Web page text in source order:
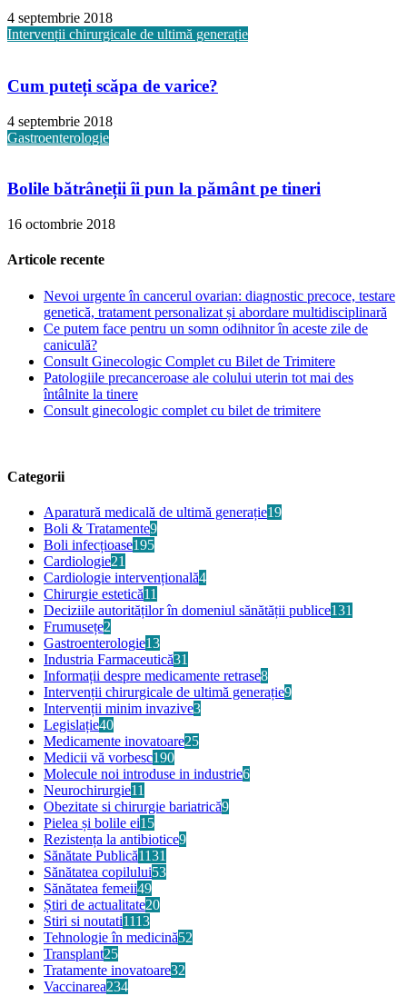
4 septembrie 2018
Intervenții chirurgicale de ultimă generație
Cum puteți scăpa de varice?
4 septembrie 2018
Gastroenterologie
Bolile bătrâneții îi pun la pământ pe tineri
16 octombrie 2018
Articole recente
Nevoi urgente în cancerul ovarian: diagnostic precoce, testare
genetică, tratament personalizat și abordare multidisciplinară
Ce putem face pentru un somn odihnitor în aceste zile de
caniculă?
Consult Ginecologic Complet cu Bilet de Trimitere
Patologiile precanceroase ale colului uterin tot mai des
întâlnite la tinere
Consult ginecologic complet cu bilet de trimitere
Categorii
Aparatură medicală de ultimă generație19
Boli & Tratamente9
Boli infecțioase195
Cardiologie21
Cardiologie intervențională4
Chirurgie estetică11
Deciziile autorităților în domeniul sănătății publice131
Frumusețe2
Gastroenterologie13
Industria Farmaceutică31
Informații despre medicamente retrase8
Intervenții chirurgicale de ultimă generație9
Intervenții minim invazive3
Legislație40
Medicamente inovatoare25
Medicii vă vorbesc190
Molecule noi introduse in industrie6
Neurochirurgie11
Obezitate si chirurgie bariatrică9
Pielea și bolile ei15
Rezistența la antibiotice9
Sănătate Publică1131
Sănătatea copilului53
Sănătatea femeii49
Știri de actualitate20
Stiri si noutati1113
Tehnologie în medicină52
Transplant25
Tratamente inovatoare32
Vaccinarea234